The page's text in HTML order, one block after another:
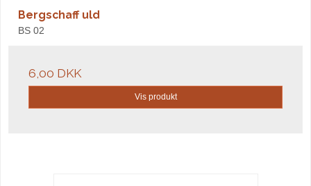
Bergschaff uld
BS 02
6,00 DKK
Vis produkt